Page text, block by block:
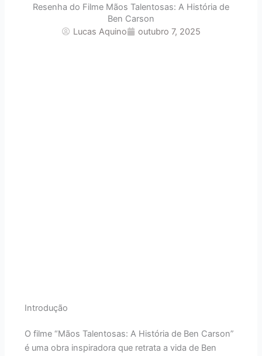
Resenha do Filme Mãos Talentosas: A História de
Ben Carson
Lucas Aquino
outubro 7, 2025
Introdução
O filme “Mãos Talentosas: A História de Ben Carson”
é uma obra inspiradora que retrata a vida de Ben